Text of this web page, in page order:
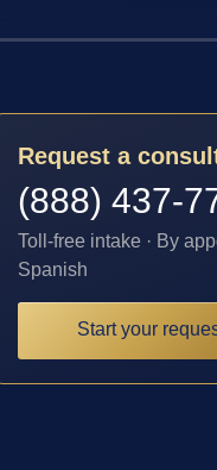
Request a
(888) 437-
Toll-free intake · By
Spanish
Start your